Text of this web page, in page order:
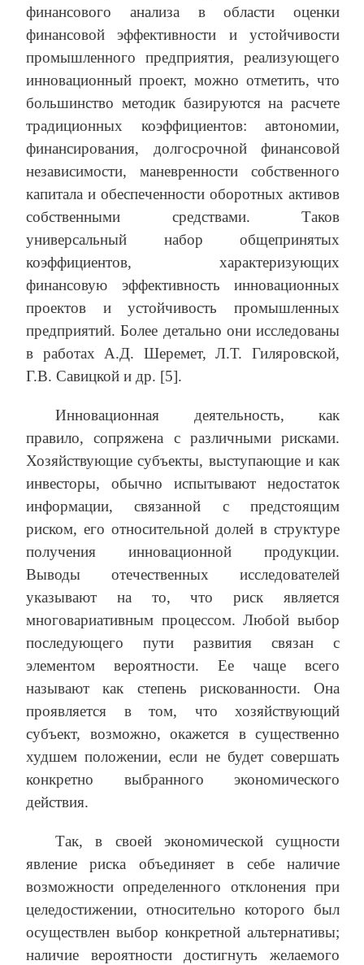
финансового анализа в области оценки
финансовой эффективности и устойчивости
промышленного предприятия, реализующего
инновационный проект, можно отметить, что
большинство методик базируются на расчете
традиционных коэффициентов: автономии,
финансирования, долгосрочной финансовой
независимости, маневренности собственного
капитала и обеспеченности оборотных активов
собственными средствами. Таков
универсальный набор общепринятых
коэффициентов, характеризующих
финансовую эффективность инновационных
проектов и устойчивость промышленных
предприятий. Более детально они исследованы
в работах А.Д. Шеремет, Л.Т. Гиляровской,
Г.В. Савицкой и др. [5].
Инновационная деятельность, как
правило, сопряжена с различными рисками.
Хозяйствующие субъекты, выступающие и как
инвесторы, обычно испытывают недостаток
информации, связанной с предстоящим
риском, его относительной долей в структуре
получения инновационной продукции.
Выводы отечественных исследователей
указывают на то, что риск является
многовариативным процессом. Любой выбор
последующего пути развития связан с
элементом вероятности. Ее чаще всего
называют как степень рискованности. Она
проявляется в том, что хозяйствующий
субъект, возможно, окажется в существенно
худшем положении, если не будет совершать
конкретно выбранного экономического
действия.
Так, в своей экономической сущности
явление риска объединяет в себе наличие
возможности определенного отклонения при
целедостижении, относительно которого был
осуществлен выбор конкретной альтернативы;
наличие вероятности достигнуть желаемого